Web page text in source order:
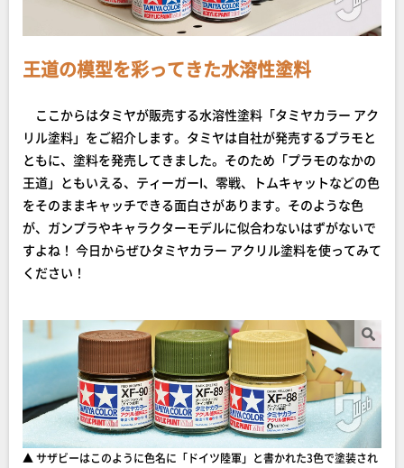
王道の模型を彩ってきた水溶性塗料
ここからはタミヤが販売する水溶性塗料「タミヤカラー アク
リル塗料」をご紹介します。タミヤは自社が発売するプラモと
ともに、塗料を発売してきました。そのため「プラモのなかの
王道」ともいえる、ティーガーI、零戦、トムキャットなどの色
をそのままキャッチできる面白さがあります。そのような色
が、ガンプラやキャラクターモデルに似合わないはずがないで
すよね！ 今日からぜひタミヤカラー アクリル塗料を使ってみて
ください！
▲ サザビーはこのように色名に「ドイツ陸軍」と書かれた3色で塗装され